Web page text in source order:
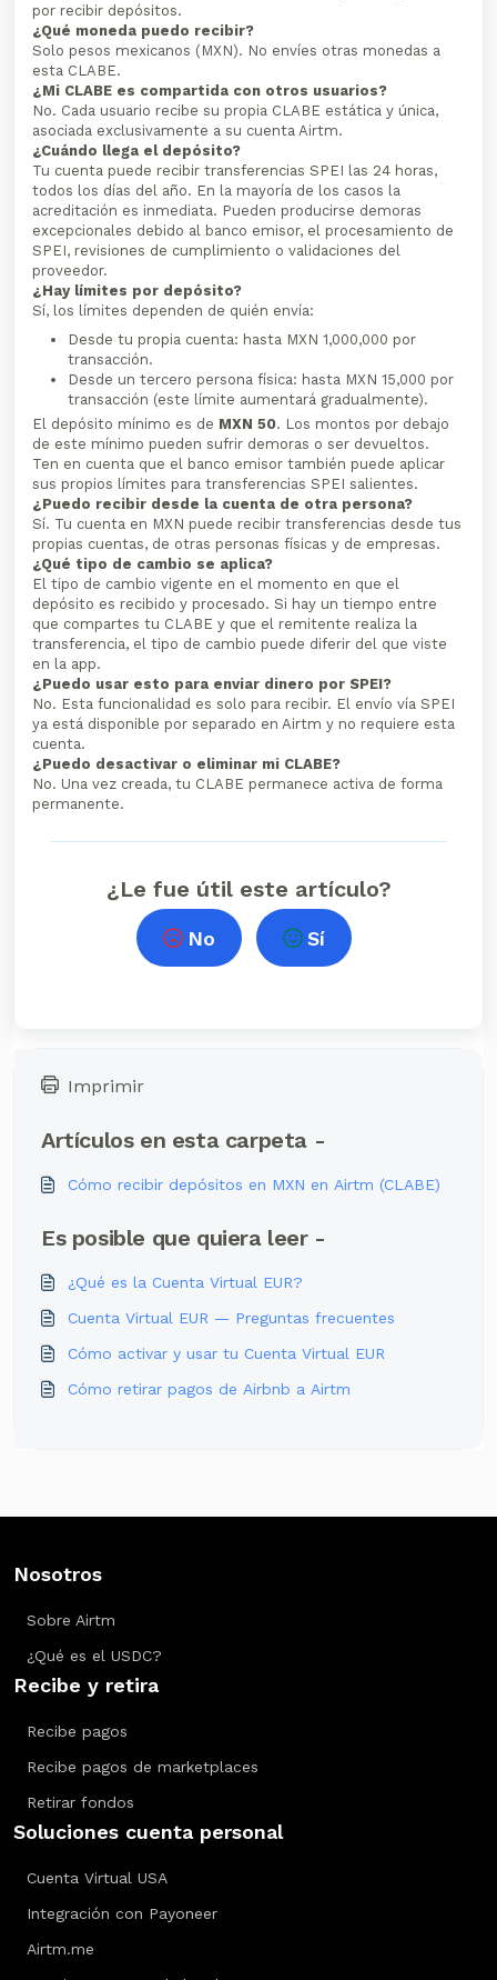
por recibir depósitos.
¿Qué moneda puedo recibir?
Solo pesos mexicanos (MXN). No envíes otras monedas a
esta CLABE.
¿Mi CLABE es compartida con otros usuarios?
No. Cada usuario recibe su propia CLABE estática y única,
asociada exclusivamente a su cuenta Airtm.
¿Cuándo llega el depósito?
Tu cuenta puede recibir transferencias SPEI las 24 horas,
todos los días del año. En la mayoría de los casos la
acreditación es inmediata. Pueden producirse demoras
excepcionales debido al banco emisor, el procesamiento de
SPEI, revisiones de cumplimiento o validaciones del
proveedor.
¿Hay límites por depósito?
Sí, los límites dependen de quién envía:
Desde tu propia cuenta: hasta MXN 1,000,000 por
transacción.
Desde un tercero persona física: hasta MXN 15,000 por
transacción (este límite aumentará gradualmente).
El depósito mínimo es de MXN 50. Los montos por debajo
de este mínimo pueden sufrir demoras o ser devueltos.
Ten en cuenta que el banco emisor también puede aplicar
sus propios límites para transferencias SPEI salientes.
¿Puedo recibir desde la cuenta de otra persona?
Sí. Tu cuenta en MXN puede recibir transferencias desde tus
propias cuentas, de otras personas físicas y de empresas.
¿Qué tipo de cambio se aplica?
El tipo de cambio vigente en el momento en que el
depósito es recibido y procesado. Si hay un tiempo entre
que compartes tu CLABE y que el remitente realiza la
transferencia, el tipo de cambio puede diferir del que viste
en la app.
¿Puedo usar esto para enviar dinero por SPEI?
No. Esta funcionalidad es solo para recibir. El envío vía SPEI
ya está disponible por separado en Airtm y no requiere esta
cuenta.
¿Puedo desactivar o eliminar mi CLABE?
No. Una vez creada, tu CLABE permanece activa de forma
permanente.
¿Le fue útil este artículo?
No Sí
Imprimir
Artículos en esta carpeta -
Cómo recibir depósitos en MXN en Airtm (CLABE)
Es posible que quiera leer -
¿Qué es la Cuenta Virtual EUR?
Cuenta Virtual EUR — Preguntas frecuentes
Cómo activar y usar tu Cuenta Virtual EUR
Cómo retirar pagos de Airbnb a Airtm
Nosotros
Sobre Airtm
¿Qué es el USDC?
Recibe y retira
Recibe pagos
Recibe pagos de marketplaces
Retirar fondos
Soluciones cuenta personal
Cuenta Virtual USA
Integración con Payoneer
Airtm.me